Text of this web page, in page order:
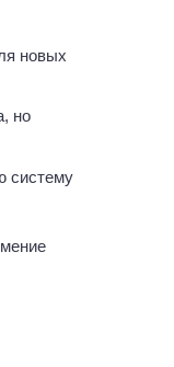
новых
но
систему